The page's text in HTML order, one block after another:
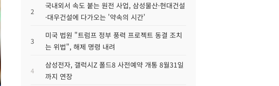
2
국내외서 속도 붙는 원전 사업, 삼성물산·현대건설
·대우건설에 다가오는 '약속의 시간'
3
미국 법원 "트럼프 정부 풍력 프로젝트 동결 조치
는 위법", 해제 명령 내려
4
삼성전자, 갤럭시Z 폴드8 사전예약 개통 8월31일
까지 연장